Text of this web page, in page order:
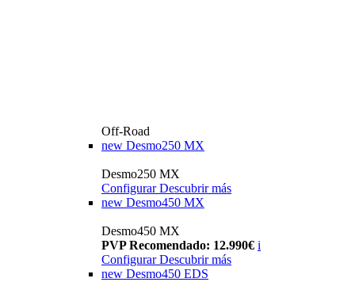
Off-Road
new Desmo250 MX
Desmo250 MX
Configurar Descubrir más
new Desmo450 MX
Desmo450 MX
PVP Recomendado: 12.990€ i
Configurar Descubrir más
new Desmo450 EDS